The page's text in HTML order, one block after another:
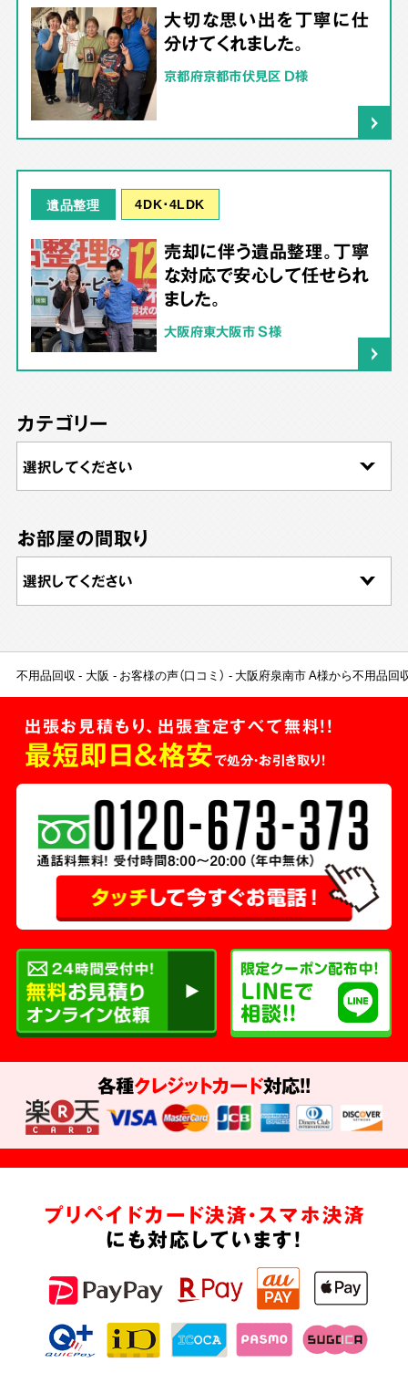
大切な思い出を丁寧に仕
分けてくれました。
京都府京都市伏見区 D様
遺品整理 4DK･4LDK
売却に伴う遺品整理。丁寧
な対応で安心して任せられ
ました。
大阪府東大阪市 S様
カテゴリー
お部屋の間取り
不用品回収 大阪 お客様の声（口コミ） 大阪府泉南市 A様から不用品回
出張お見積もり、出張査定すべて無料!!
最短即日＆格安で処分・お引き取り！
各種クレジットカード対応!!
プリペイドカード決済・スマホ決済
にも対応しています!